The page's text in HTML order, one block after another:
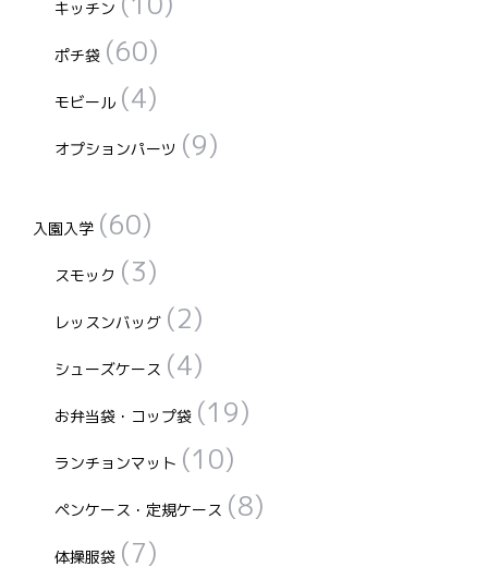
キッチン
ポチ袋 (60)
モビール (4)
オプションパーツ (9)
入園入学 (60)
スモック (3)
レッスンバッグ (2)
シューズケース (4)
お弁当袋・コップ袋 (19)
ランチョンマット (10)
ペンケース・定規ケース (8)
体操服袋 (7)